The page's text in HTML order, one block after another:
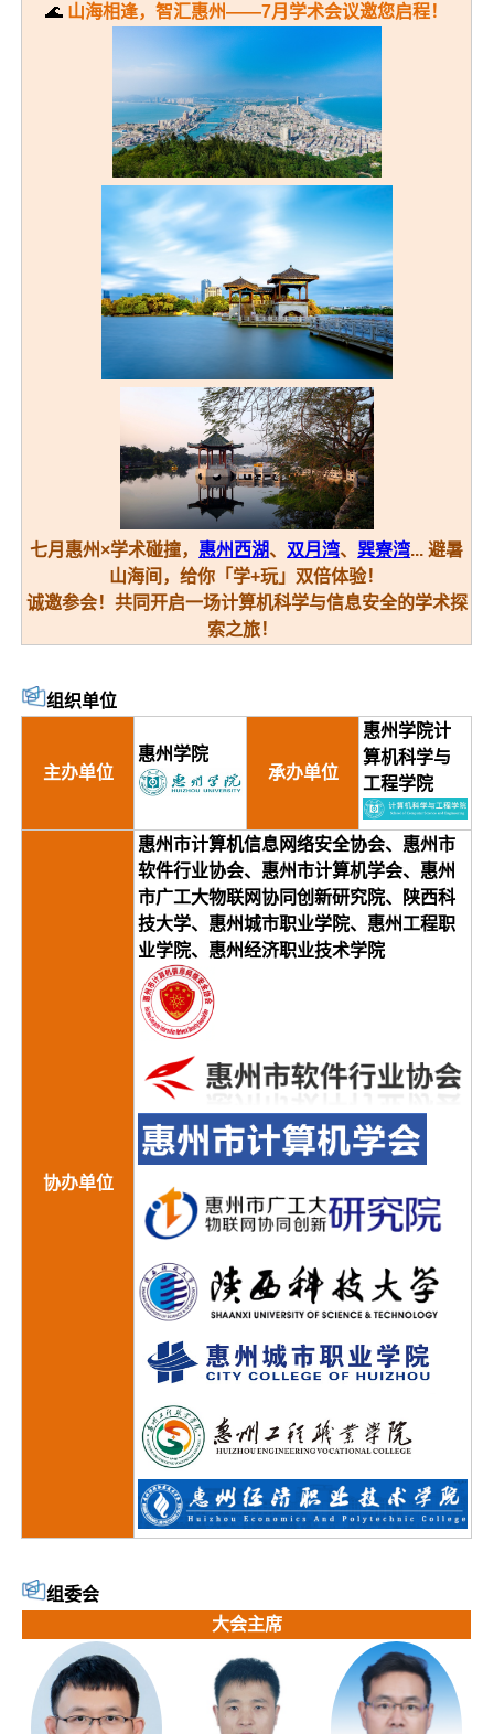
🌊 山海相逢，智汇惠州——7月学术会议邀您启程！
七月惠州×学术碰撞， 惠州西湖、 双月湾、 巽寮湾... 避暑
山海间，给你「学+玩」双倍体验！
诚邀参会！共同开启一场计算机科学与信息安全的学术探
索之旅！
组织单位
主办单位
惠州学院
承办单位
惠州学院计
算机科学与
工程学院
协办单位
惠州市计算机信息网络安全协会、惠州市
软件行业协会、惠州市计算机学会、惠州
市广工大物联网协同创新研究院、陕西科
技大学、惠州城市职业学院、惠州工程职
业学院、惠州经济职业技术学院
组委会
大会主席